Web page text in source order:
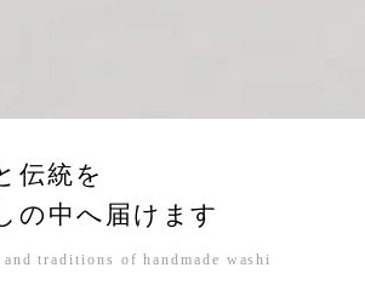
伝統を
の中へ届けます
traditions of handmade washi